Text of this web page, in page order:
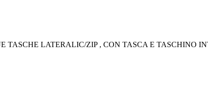
LATERALIC/ZIP , CON TASCA E TASCHINO